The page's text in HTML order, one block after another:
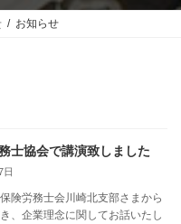
お知らせ
士協会で講演致しました
日
険労務士会川崎北支部さまから
、企業理念に関してお話いたし